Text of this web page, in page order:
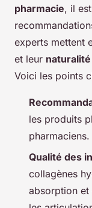
pharmacie, il
experts mettent
et leur naturalité
Voici les points
les produits
pharmaciens.
Qualité des
collagènes
absorption et